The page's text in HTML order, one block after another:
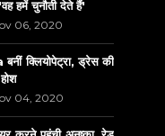
हमें चुनौती देते हैं'
06, 2020
क्लियोपेट्रा, ड्रेस की
04, 2020